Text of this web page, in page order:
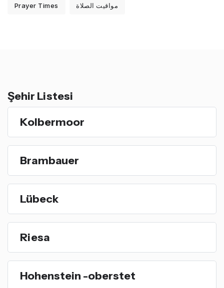
Prayer Times مواقيت الصلاة
Şehir Listesi
Kolbermoor
Brambauer
Lübeck
Riesa
Hohenstein -oberstet